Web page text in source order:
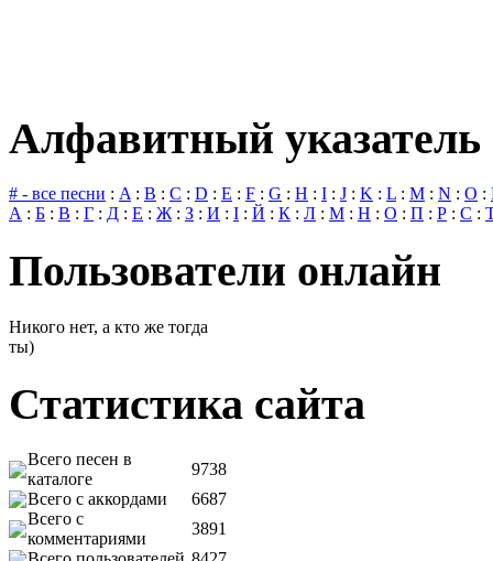
Алфавитный указатель
# - все песни : A: B : C : D : E : F : G : H : I : J : K : L : M : N : O :
А : Б : В : Г : Д : Е : Ж: З : И : І : Й : К : Л : М : Н : О : П : Р : С :
Пользователи онлайн
Никого нет, а кто же тогда
ты)
Статистика сайта
Всего песен в
каталоге
9738
Всего с аккордами
6687
Всего с
комментариями
3891